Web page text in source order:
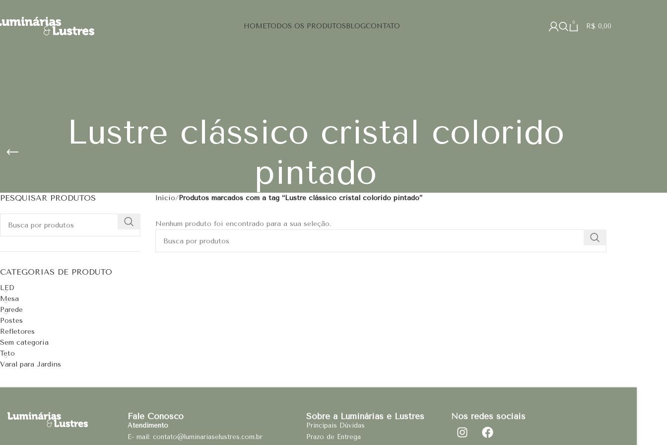
HOMETODOS OS PRODUTOS BLOGCONTATO
0
R$ 0,00
Lustre clássico cristal colorido
pintado
PESQUISAR PRODUTOS
CATEGORIAS DE PRODUTO
LED
Mesa
Parede
Postes
Refletores
Sem categoria
Teto
Varal para Jardins
Início Produtos marcados com a tag “Lustre clássico cristal colorido pintado”
Nenhum produto foi encontrado para a sua seleção.
Fale Conosco
Atendimento
E- mail: contato@luminariaselustres.com.br
Sobre a Luminárias e Lustres
Principais Dúvidas
Prazo de Entrega
Nos redes sociais